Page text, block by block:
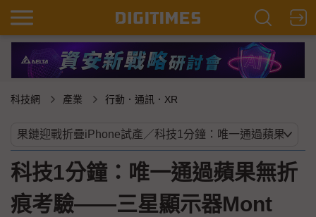
科技網 產業 行動．通訊．XR
科技1分鐘：唯一通過蘋果無折
痕考驗——三星顯示器Mont